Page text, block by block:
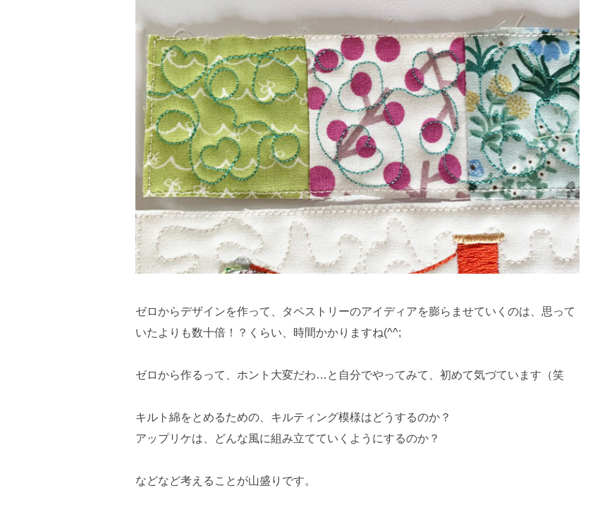
ゼロからデザインを作って、タペストリーのアイディアを膨らませていくのは、思って
いたよりも数十倍！？くらい、時間かかりますね(^^;
ゼロから作るって、ホント大変だわ…と自分でやってみて、初めて気づています（笑
キルト綿をとめるための、キルティング模様はどうするのか？
アップリケは、どんな風に組み立てていくようにするのか？
などなど考えることが山盛りです。